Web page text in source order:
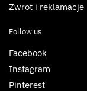
Zwrot i reklamacje
Follow us
Facebook
Instagram
Pinterest